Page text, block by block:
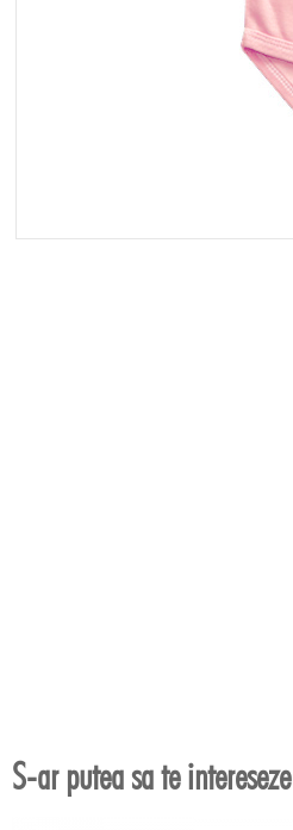
S-ar putea sa te intereseze